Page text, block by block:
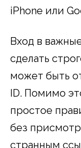
iPhone или
Вход в
сделать
может быть
ID. Помимо
простое
без
странным